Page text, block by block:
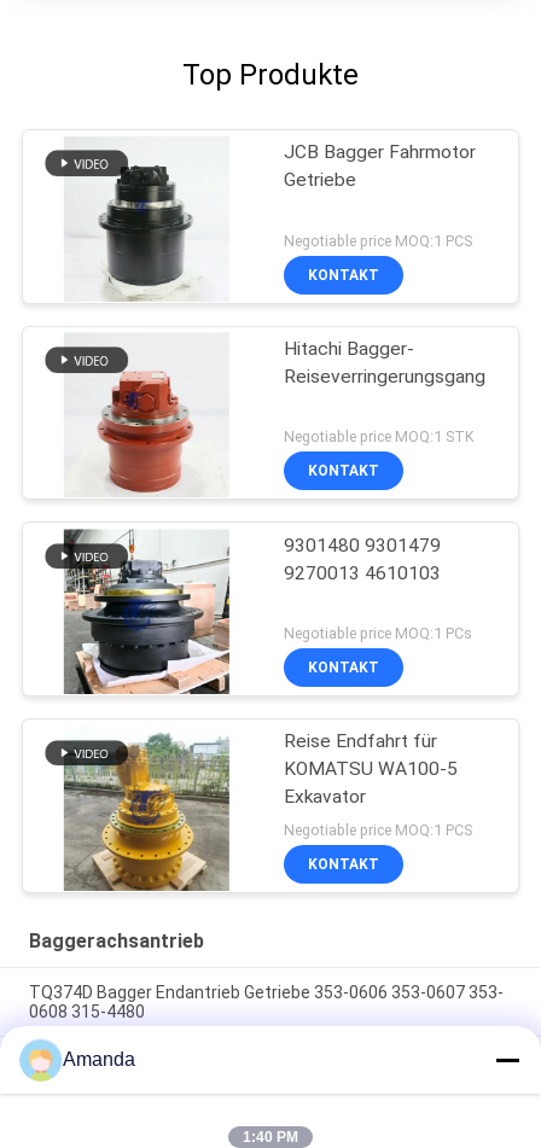
Top Produkte
JCB Bagger Fahrmotor
Getriebe
Negotiable price MOQ:1 PCS
KONTAKT
Hitachi Bagger-
Reiseverringerungsgang
Negotiable price MOQ:1 STK
KONTAKT
9301480 9301479
9270013 4610103
Negotiable price MOQ:1 PCs
KONTAKT
Reise Endfahrt für
KOMATSU WA100-5
Exkavator
Negotiable price MOQ:1 PCS
KONTAKT
Baggerachsantrieb
TQ374D Bagger Endantrieb Getriebe 353-0606 353-0607 353-
0608 315-4480
353-0528 333-3036 Bagger Endantrieb Motor Hydraulisch
geeignet TQ345D TQ349D
Der hydraulische Endantriebsmotor BMVT41 von Danfoss
Amanda
1:40 PM